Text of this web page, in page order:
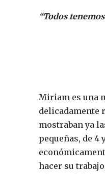
“Todos
Miriam es una
delicadamente
mostraban ya
pequeñas, de 4
hacer su